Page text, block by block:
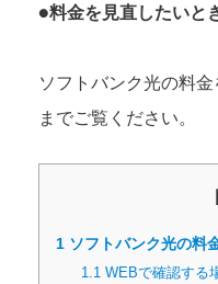
●料金を見直したいと
ソフトバンク光の料
までご覧ください。
1 ソフトバンク光の料
1.1 WEBで確認する